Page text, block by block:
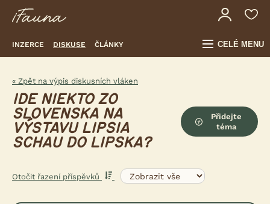
INZERCE DISKUSE ČLÁNKY CELÉ MENU
« Zpět na výpis diskusních vláken
IDE NIEKTO ZO
SLOVENSKA NA
VÝSTAVU LIPSIA
SCHAU DO LIPSKA?
Přidejte
téma
Otočit řazení příspěvků